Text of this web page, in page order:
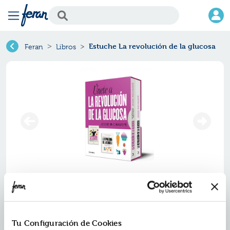
Tu Configuración de Cookies
Feran Libros Estuche La revolución de la glucosa
Estuche la revolución de la
glucosa
Ref.ZZZ-1191944